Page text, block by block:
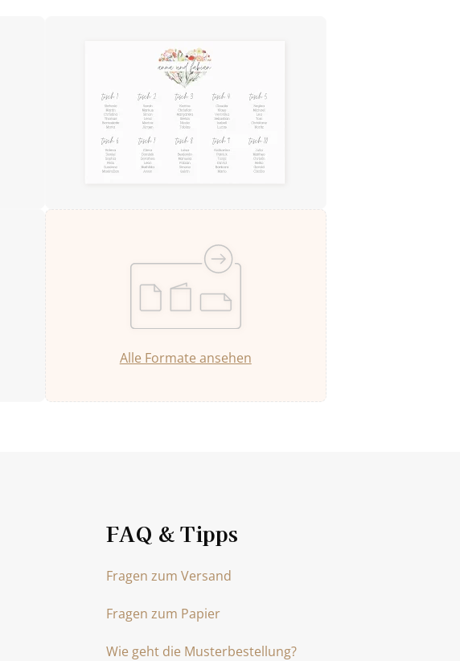
Alle Formate ansehen
FAQ & Tipps
Fragen zum Versand
Fragen zum Papier
Wie geht die Musterbestellung?